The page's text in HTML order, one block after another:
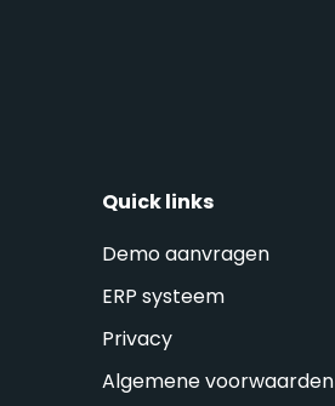
Quick links
Demo aanvragen
ERP systeem
Privacy
Algemene voorwaarden